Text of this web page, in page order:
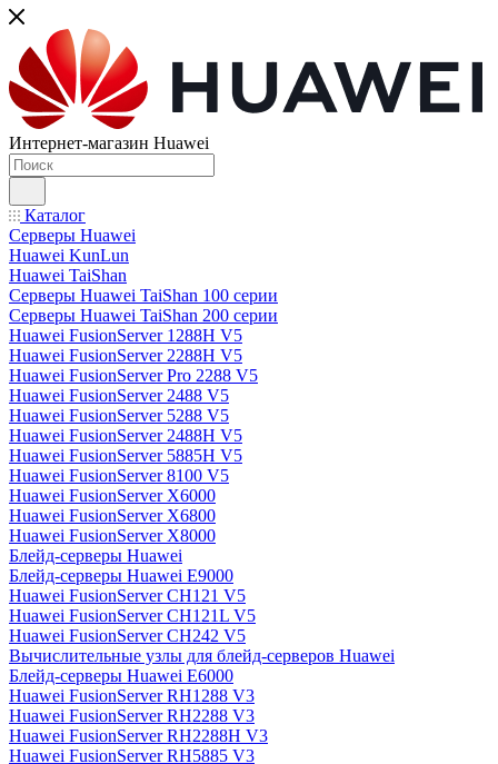
Интернет-магазин Huawei
Каталог
Серверы Huawei
Huawei KunLun
Huawei TaiShan
Серверы Huawei TaiShan 100 серии
Серверы Huawei TaiShan 200 серии
Huawei FusionServer 1288H V5
Huawei FusionServer 2288H V5
Huawei FusionServer Pro 2288 V5
Huawei FusionServer 2488 V5
Huawei FusionServer 5288 V5
Huawei FusionServer 2488H V5
Huawei FusionServer 5885H V5
Huawei FusionServer 8100 V5
Huawei FusionServer X6000
Huawei FusionServer X6800
Huawei FusionServer X8000
Блейд-серверы Huawei
Блейд-серверы Huawei E9000
Huawei FusionServer CH121 V5
Huawei FusionServer CH121L V5
Huawei FusionServer CH242 V5
Вычислительные узлы для блейд-серверов Huawei
Блейд-серверы Huawei E6000
Huawei FusionServer RH1288 V3
Huawei FusionServer RH2288 V3
Huawei FusionServer RH2288H V3
Huawei FusionServer RH5885 V3